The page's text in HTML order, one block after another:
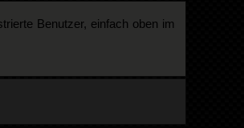
Benutzer, einfach oben im